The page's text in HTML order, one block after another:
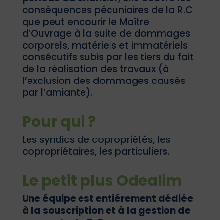
conséquences pécuniaires de la R.C
que peut encourir le Maître
d’Ouvrage à la suite de dommages
corporels, matériels et immatériels
consécutifs subis par les tiers du fait
de la réalisation des travaux (à
l’exclusion des dommages causés
par l’amiante).
Pour qui ?
Les syndics de copropriétés, les
copropriétaires, les particuliers.
Le petit plus Odealim
Une équipe est entiérement dédiée
à la souscription et à la gestion de